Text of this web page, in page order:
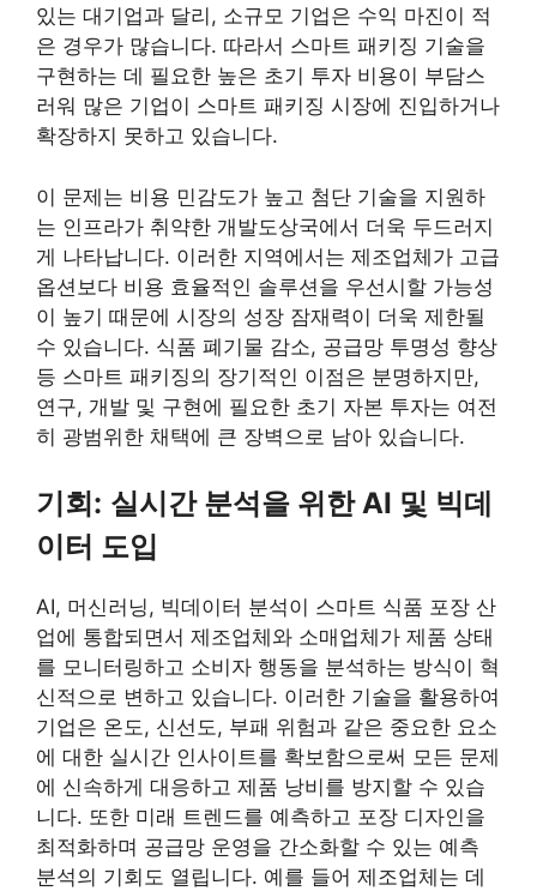
있는 대기업과 달리, 소규모 기업은 수익 마진이 적
은 경우가 많습니다. 따라서 스마트 패키징 기술을
구현하는 데 필요한 높은 초기 투자 비용이 부담스
러워 많은 기업이 스마트 패키징 시장에 진입하거나
확장하지 못하고 있습니다.
이 문제는 비용 민감도가 높고 첨단 기술을 지원하
는 인프라가 취약한 개발도상국에서 더욱 두드러지
게 나타납니다. 이러한 지역에서는 제조업체가 고급
옵션보다 비용 효율적인 솔루션을 우선시할 가능성
이 높기 때문에 시장의 성장 잠재력이 더욱 제한될
수 있습니다. 식품 폐기물 감소, 공급망 투명성 향상
등 스마트 패키징의 장기적인 이점은 분명하지만,
연구, 개발 및 구현에 필요한 초기 자본 투자는 여전
히 광범위한 채택에 큰 장벽으로 남아 있습니다.
기회: 실시간 분석을 위한 AI 및 빅데
이터 도입
AI, 머신러닝, 빅데이터 분석이 스마트 식품 포장 산
업에 통합되면서 제조업체와 소매업체가 제품 상태
를 모니터링하고 소비자 행동을 분석하는 방식이 혁
신적으로 변하고 있습니다. 이러한 기술을 활용하여
기업은 온도, 신선도, 부패 위험과 같은 중요한 요소
에 대한 실시간 인사이트를 확보함으로써 모든 문제
에 신속하게 대응하고 제품 낭비를 방지할 수 있습
니다. 또한 미래 트렌드를 예측하고 포장 디자인을
최적화하며 공급망 운영을 간소화할 수 있는 예측
분석의 기회도 열립니다. 예를 들어 제조업체는 데